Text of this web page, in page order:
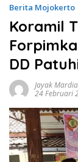
Berita Mojokerto
Koramil
DD
Jayak
24 Februari